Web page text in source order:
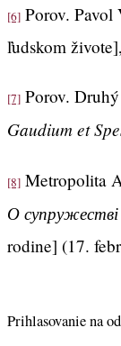
[6] Porov.
ľudskom
[7] Porov.
Gaudium et
[8] Metropolita
О супружестві
rodine] (17.
Prihlasovanie na